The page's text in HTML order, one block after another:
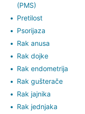
(PMS)
Pretilost
Psorijaza
Rak anusa
Rak dojke
Rak endometrija
Rak gušterače
Rak jajnika
Rak jednjaka